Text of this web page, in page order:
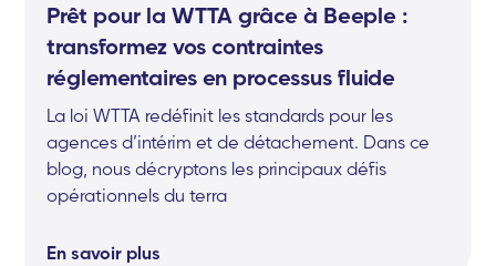
Prêt pour la WTTA grâce à Beeple :
transformez vos contraintes
réglementaires en processus fluide
La loi WTTA redéfinit les standards pour les
agences d’intérim et de détachement. Dans ce
blog, nous décryptons les principaux défis
opérationnels du terra
En savoir plus